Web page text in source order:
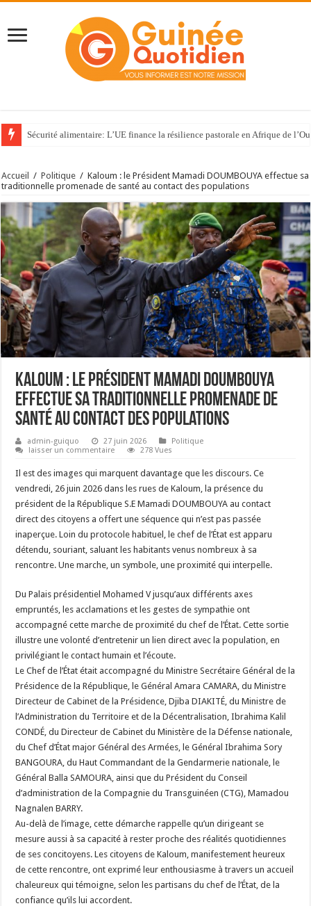
Sécurité alimentaire: L’UE finance la résilience pastorale en Afrique de
Accueil / Politique / Kaloum : le Président Mamadi DOUMBOUYA effectue sa
traditionnelle promenade de santé au contact des populations
Kaloum : le Président Mamadi DOUMBOUYA
effectue sa traditionnelle promenade de
santé au contact des populations
admin-guiquo 27 juin 2026
Politique
laisser un commentaire
278 Vues
Il est des images qui marquent davantage que les discours. Ce
vendredi, 26 juin 2026 dans les rues de Kaloum, la présence du
président de la République S.E Mamadi DOUMBOUYA au contact
direct des citoyens a offert une séquence qui n’est pas passée
inaperçue. Loin du protocole habituel, le chef de l’État est apparu
détendu, souriant, saluant les habitants venus nombreux à sa
rencontre. Une marche, un symbole, une proximité qui interpelle.
Du Palais présidentiel Mohamed V jusqu’aux différents axes
empruntés, les acclamations et les gestes de sympathie ont
accompagné cette marche de proximité du chef de l’État. Cette sortie
illustre une volonté d’entretenir un lien direct avec la population, en
privilégiant le contact humain et l’écoute.
Le Chef de l’État était accompagné du Ministre Secrétaire Général de la
Présidence de la République, le Général Amara CAMARA, du Ministre
Directeur de Cabinet de la Présidence, Djiba DIAKITÉ, du Ministre de
l’Administration du Territoire et de la Décentralisation, Ibrahima Kalil
CONDÉ, du Directeur de Cabinet du Ministère de la Défense nationale,
du Chef d’État major Général des Armées, le Général Ibrahima Sory
BANGOURA, du Haut Commandant de la Gendarmerie nationale, le
Général Balla SAMOURA, ainsi que du Président du Conseil
d’administration de la Compagnie du Transguinéen (CTG), Mamadou
Nagnalen BARRY.
Au-delà de l’image, cette démarche rappelle qu’un dirigeant se
mesure aussi à sa capacité à rester proche des réalités quotidiennes
de ses concitoyens. Les citoyens de Kaloum, manifestement heureux
de cette rencontre, ont exprimé leur enthousiasme à travers un accueil
chaleureux qui témoigne, selon les partisans du chef de l’État, de la
confiance qu’ils lui accordent.